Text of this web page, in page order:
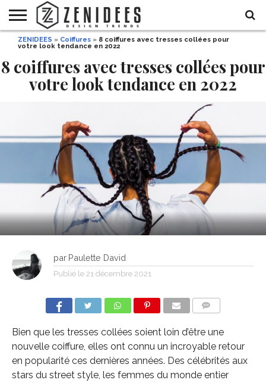
HOME
DE
FÊTE
ET
BEAUTÉ
ZENIDEES » Coiffures » 8 coiffures avec tresses collées pour
votre look tendance en 2022
8 coiffures avec tresses collées pour
votre look tendance en 2022
par Paulette David
Publié le 21 décembre 2021
Bien que les tresses collées soient loin d’être une
nouvelle coiffure, elles ont connu un incroyable retour
en popularité ces dernières années. Des célébrités aux
stars du street style, les femmes du monde entier